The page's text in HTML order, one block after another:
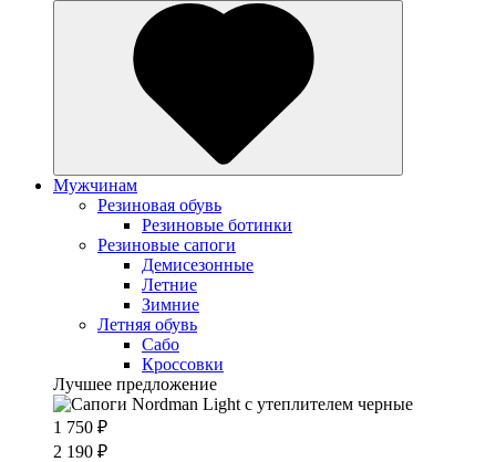
Мужчинам
Резиновая обувь
Резиновые ботинки
Резиновые сапоги
Демисезонные
Летние
Зимние
Летняя обувь
Сабо
Кроссовки
Лучшее предложение
1 750 ₽
2 190 ₽